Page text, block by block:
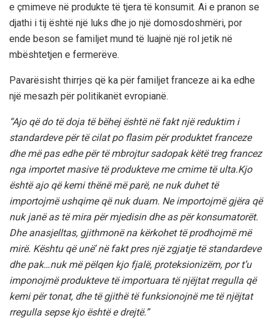
e çmimeve në produkte të tjera të konsumit. Ai e pranon se
djathi i tij është një luks dhe jo një domosdoshmëri, por
ende beson se familjet mund të luajnë një rol jetik në
mbështetjen e fermerëve.
Pavarësisht thirrjes që ka për familjet franceze ai ka edhe
një mesazh për politikanët evropianë.
“Ajo që do të doja të bëhej është në fakt një reduktim i
standardeve për të cilat po flasim për produktet franceze
dhe më pas edhe për të mbrojtur sadopak këtë treg francez
nga importet masive të produkteve me cmime të ulta.Kjo
është ajo që kemi thënë më parë, ne nuk duhet të
importojmë ushqime që nuk duam. Ne importojmë gjëra që
nuk janë as të mira për mjedisin dhe as për konsumatorët.
Dhe anasjelltas, gjithmonë na kërkohet të prodhojmë më
mirë. Kështu që unë’ në fakt pres një zgjatje të standardeve
dhe pak…nuk më pëlqen kjo fjalë, proteksionizëm, por t’u
imponojmë produkteve të importuara të njëjtat rregulla që
kemi për tonat, dhe të gjithë të funksionojnë me të njëjtat
rregulla sepse kjo është e drejtë.”